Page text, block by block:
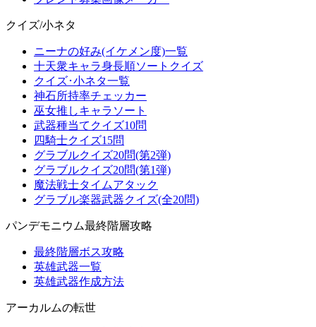
クイズ/小ネタ
ニーナの好み(イケメン度)一覧
十天衆キャラ身長順ソートクイズ
クイズ･小ネタ一覧
神石所持率チェッカー
巫女推しキャラソート
武器種当てクイズ10問
四騎士クイズ15問
グラブルクイズ20問(第2弾)
グラブルクイズ20問(第1弾)
魔法戦士タイムアタック
グラブル楽器武器クイズ(全20問)
パンデモニウム最終階層攻略
最終階層ボス攻略
英雄武器一覧
英雄武器作成方法
アーカルムの転世